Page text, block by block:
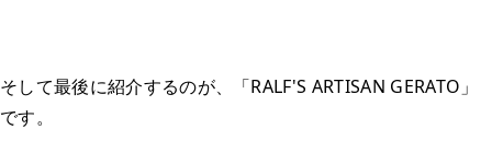
そして最後に紹介するのが、「RALF'S ARTISAN GERATO」
です。